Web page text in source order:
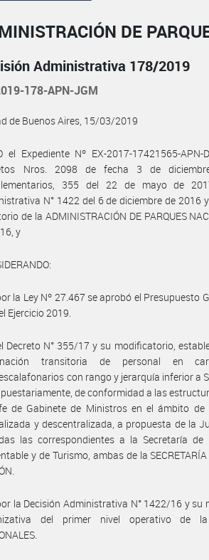
DE
Administrativa 178/2019
178-APN-JGM
de Buenos Aires, 15/03/2019
el Expediente Nº EX-2017-17421565-
Nros. 2098 de fecha 3 de
355 del 22 de mayo de
N° 1422 del 6 de diciembre de 2016
de la ADMINISTRACIÓN DE PARQUES
y
la Ley Nº 27.467 se aprobó el Presupuesto
Ejercicio 2019.
Decreto N° 355/17 y su modificatorio,
transitoria de personal en
con rango y jerarquía inferior a
de conformidad a las
de Gabinete de Ministros en el ámbito de
y descentralizada, a propuesta de la
las correspondientes a la Secretaría
y de Turismo, ambas de la
la Decisión Administrativa N° 1422/16 y
del primer nivel operativo de la